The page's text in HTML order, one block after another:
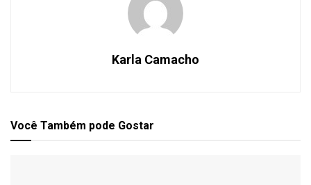
Karla Camacho
Você Também pode Gostar